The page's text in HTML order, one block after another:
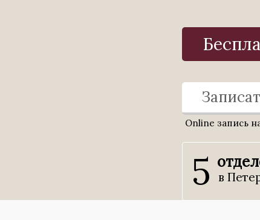
Online запись
5 в